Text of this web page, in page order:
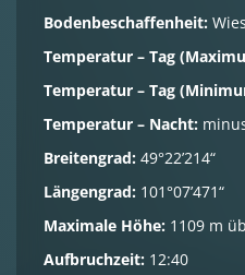
Bodenbeschaffenheit:
Temperatur – Tag
Temperatur – Tag
Temperatur – Nacht:
Breitengrad: 49°22’214“
Längengrad: 101°07’471“
Maximale Höhe: 1109 m
Aufbruchzeit: 12:40